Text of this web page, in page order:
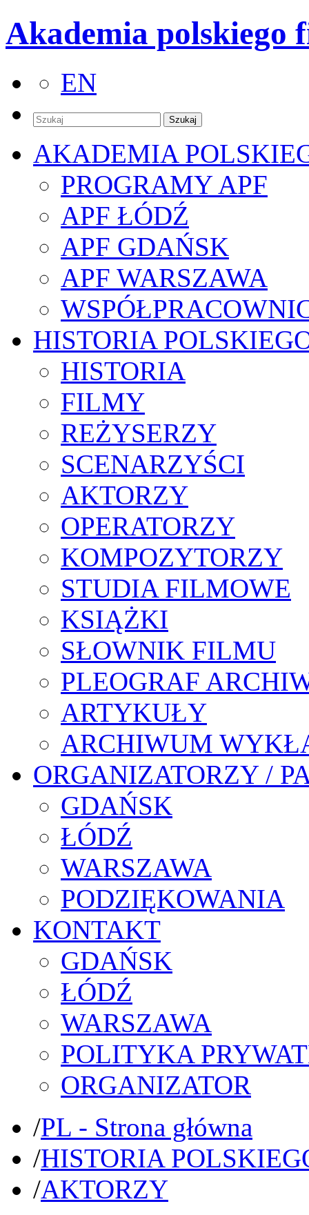
Akademia polskiego
EN
AKADEMIA
PROGRAMY APF
APF ŁÓDŹ
APF GDAŃSK
APF WARSZAWA
HISTORIA
HISTORIA
FILMY
REŻYSERZY
SCENARZYŚCI
AKTORZY
OPERATORZY
KOMPOZYTORZY
STUDIA FILMOWE
KSIĄŻKI
SŁOWNIK FILMU
PLEOGRAF
ARTYKUŁY
ARCHIWUM
ORGANIZATORZY /
GDAŃSK
ŁÓDŹ
WARSZAWA
PODZIĘKOWANIA
KONTAKT
GDAŃSK
ŁÓDŹ
WARSZAWA
POLITYKA
ORGANIZATOR
/PL - Strona główna
/HISTORIA
/AKTORZY